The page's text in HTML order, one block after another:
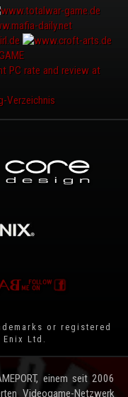
or registered
Ltd.
einem seit 2006
Videogame-Netzwerk